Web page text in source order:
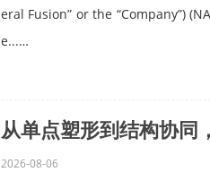
eral Fusion” or the “Company”)
e...…
从单点塑形到结构协同
2026-08-06